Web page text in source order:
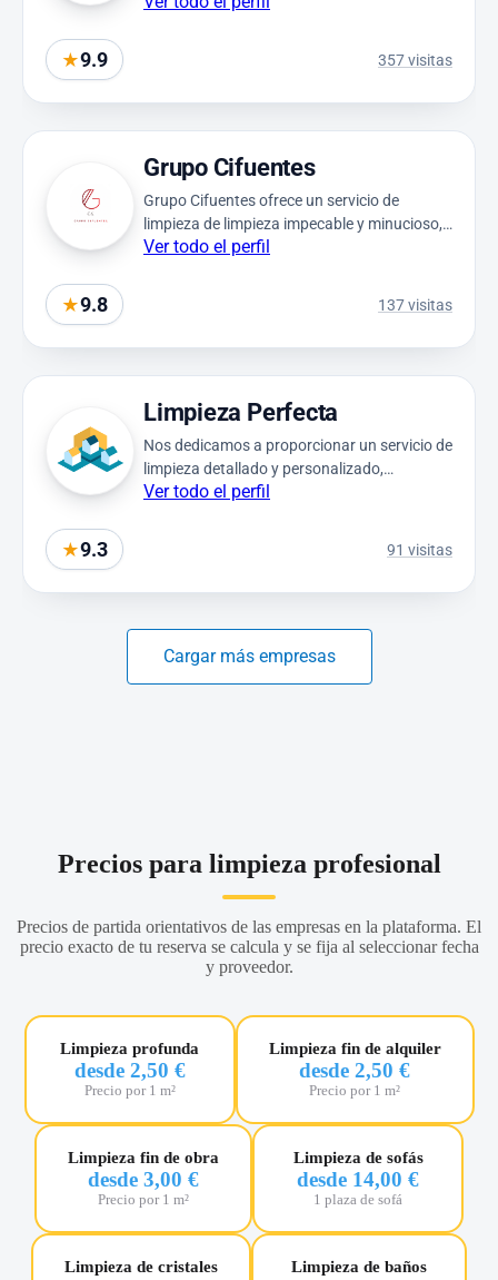
Precios para limpieza profesional
Precios de partida orientativos de las empresas en la plataforma. El
precio exacto de tu reserva se calcula y se fija al seleccionar fecha
y proveedor.
Limpieza profunda
desde 2,50 €
Precio por 1 m²
Limpieza fin de alquiler
desde 2,50 €
Precio por 1 m²
Limpieza fin de obra
desde 3,00 €
Precio por 1 m²
Limpieza de sofás
desde 14,00 €
1 plaza de sofá
Limpieza de cristales Limpieza de baños